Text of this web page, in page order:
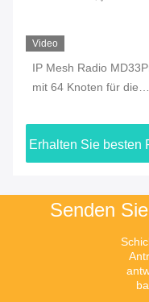
Video
IP Mesh Radio
mit 64 Knoten für die
Drohnen
Erhalten Sie besten
Senden